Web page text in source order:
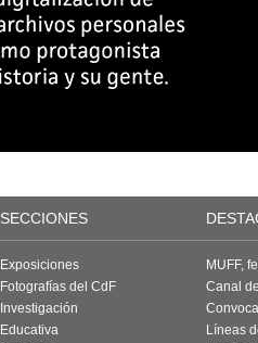
SECCIONES
Exposiciones
Fotografías del CdF
Investigación
Educativa
MUFF,
Canal
Líneas